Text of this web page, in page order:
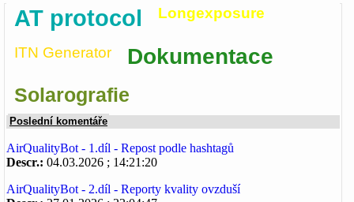
AT protocol Longexposure
ITN Generator Dokumentace
Solarografie
Poslední komentáře
AirQualityBot - 1.díl - Repost podle hashtagů
Descr.: 04.03.2026 ; 14:21:20
AirQualityBot - 2.díl - Reporty kvality ovzduší